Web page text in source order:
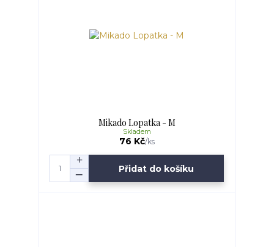
Mikado Lopatka - M
76 Kč/ks
Skladem
Přidat do košíku